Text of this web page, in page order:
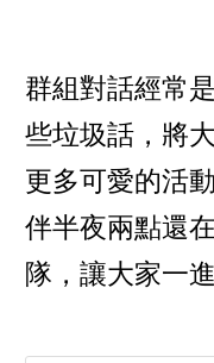
群組對話經常
些垃圾話，將
更多可愛的活
伴半夜兩點還
隊，讓大家一